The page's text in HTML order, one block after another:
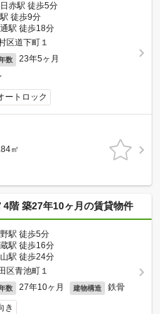
赤駅 徒歩5分
徒歩9分
駅 徒歩18分
区道下町１
数 23年5ヶ月
ートロック
㎡
4階 築27年10ヶ月の賃貸物件
駅 徒歩5分
駅 徒歩16分
駅 徒歩24分
区青池町１
数 27年10ヶ月 建物構造 鉄骨
き